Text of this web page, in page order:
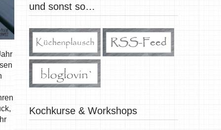
und sonst so…
Kochkurse & Workshops